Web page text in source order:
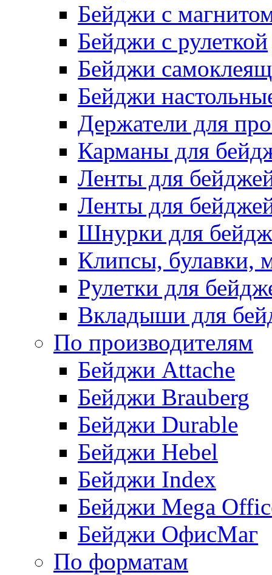
Бейджи с
Бейджи с рулеткой
Бейджи
Бейджи
Держатели для
Карманы для
Ленты для
Ленты для
Шнурки для
Клипсы, булавки,
Рулетки для
Вкладыши для
По производителям
Бейджи Attache
Бейджи Brauberg
Бейджи Durable
Бейджи Hebel
Бейджи Index
Бейджи Mega
Бейджи ОфисМаг
По форматам